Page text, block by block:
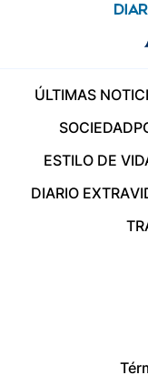
ÚLTIMAS
SOCIEDAD
ESTILO DE
DIARIO EXTRA